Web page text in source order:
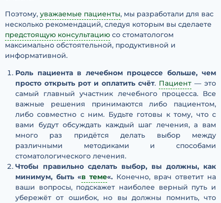
Поэтому, уважаемые пациенты, мы разработали для вас
несколько рекомендаций, следуя которым вы сделаете
предстоящую консультацию со стоматологом
максимально обстоятельной, продуктивной и
информативной.
Роль пациента в лечебном процессе больше, чем
просто открыть рот и оплатить счёт. Пациент — это
самый главный участник лечебного процесса. Все
важные решения принимаются либо пациентом,
либо совместно с ним. Будьте готовы к тому, что с
вами будут обсуждать каждый шаг лечения, а вам
много раз придётся делать выбор между
различными методиками и способами
стоматологического лечения.
Чтобы правильно сделать выбор, вы должны, как
минимум, быть «в теме«. Конечно, врач ответит на
ваши вопросы, подскажет наиболее верный путь и
убережёт от ошибок, но вы должны помнить, что